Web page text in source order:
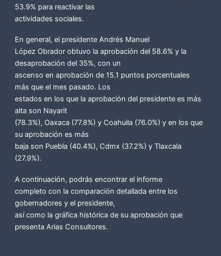
53.9% para reactivar las
actividades sociales.
En general, el presidente Andrés Manuel
López Obrador obtuvo la aprobación del 58.6% y la
desaprobación del 35%, con un
ascenso en aprobación de 15.1 puntos porcentuales
más que el mes pasado. Los
estados en los que la aprobación del presidente es más
alta son Nayarit
(78.3%), Oaxaca (77.8%) y Coahuila (76.0%) y en los que
su aprobación es más
baja son Puebla (40.4%), Cdmx (37.2%) y Tlaxcala
(27.9%).
A continuación, podrás encontrar el informe
completo con la comparación detallada entre los
gobernadores y el presidente,
así como la gráfica histórica de su aprobación que
presenta Arias Consultores.